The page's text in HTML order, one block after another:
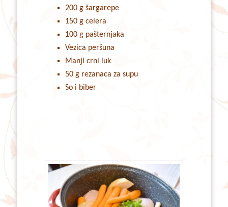
200 g šargarepe
150 g celera
100 g pašternjaka
Vezica peršuna
Manji crni luk
50 g rezanaca za supu
So i biber